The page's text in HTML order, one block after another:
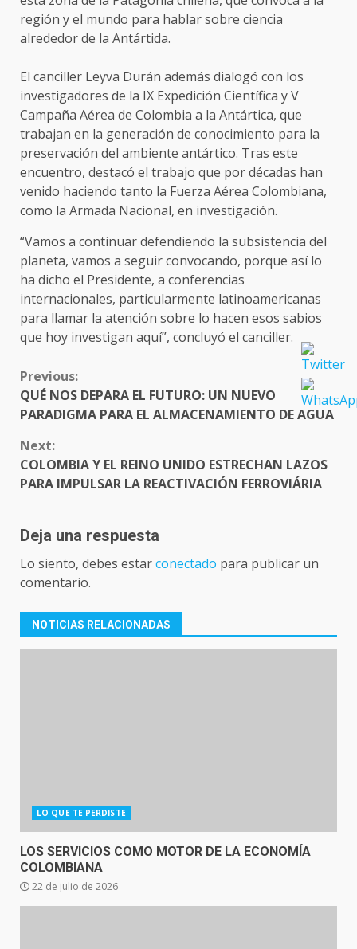
región y el mundo para hablar sobre ciencia
alrededor de la Antártida.
El canciller Leyva Durán además dialogó con los
investigadores de la IX Expedición Científica y V
Campaña Aérea de Colombia a la Antártica, que
trabajan en la generación de conocimiento para la
preservación del ambiente antártico. Tras este
encuentro, destacó el trabajo que por décadas han
venido haciendo tanto la Fuerza Aérea Colombiana,
como la Armada Nacional, en investigación.
“Vamos a continuar defendiendo la subsistencia del
planeta, vamos a seguir convocando, porque así lo
ha dicho el Presidente, a conferencias
internacionales, particularmente latinoamericanas
para llamar la atención sobre lo hacen esos sabios
que hoy investigan aquí”, concluyó el canciller.
CONTINUE
READING
Previous:
QUÉ NOS DEPARA EL FUTURO: UN NUEVO
PARADIGMA PARA EL ALMACENAMIENTO DE AGUA
Next:
COLOMBIA Y EL REINO UNIDO ESTRECHAN LAZOS
PARA IMPULSAR LA REACTIVACIÓN FERROVIÁRIA
Deja una respuesta
Lo siento, debes estarconectado para publicar un
comentario.
NOTICIAS RELACIONADAS
LO QUE TE PERDISTE
LOS SERVICIOS COMO MOTOR DE LA ECONOMÍA
COLOMBIANA
22 de julio de 2026